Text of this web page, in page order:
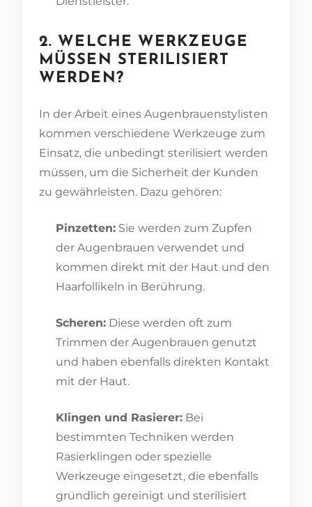
2. WELCHE WERKZEUGE
MÜSSEN STERILISIERT
WERDEN?
In der Arbeit eines Augenbrauenstylisten
kommen verschiedene Werkzeuge zum
Einsatz, die unbedingt sterilisiert werden
müssen, um die Sicherheit der Kunden
zu gewährleisten. Dazu gehören:
Pinzetten: Sie werden zum Zupfen
der Augenbrauen verwendet und
kommen direkt mit der Haut und den
Haarfollikeln in Berührung.
Scheren: Diese werden oft zum
Trimmen der Augenbrauen genutzt
und haben ebenfalls direkten Kontakt
mit der Haut.
Klingen und Rasierer: Bei
bestimmten Techniken werden
Rasierklingen oder spezielle
Werkzeuge eingesetzt, die ebenfalls
gründlich gereinigt und sterilisiert